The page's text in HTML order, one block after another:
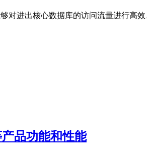
对进出核心数据库的访问流量进行高
品功能和性能